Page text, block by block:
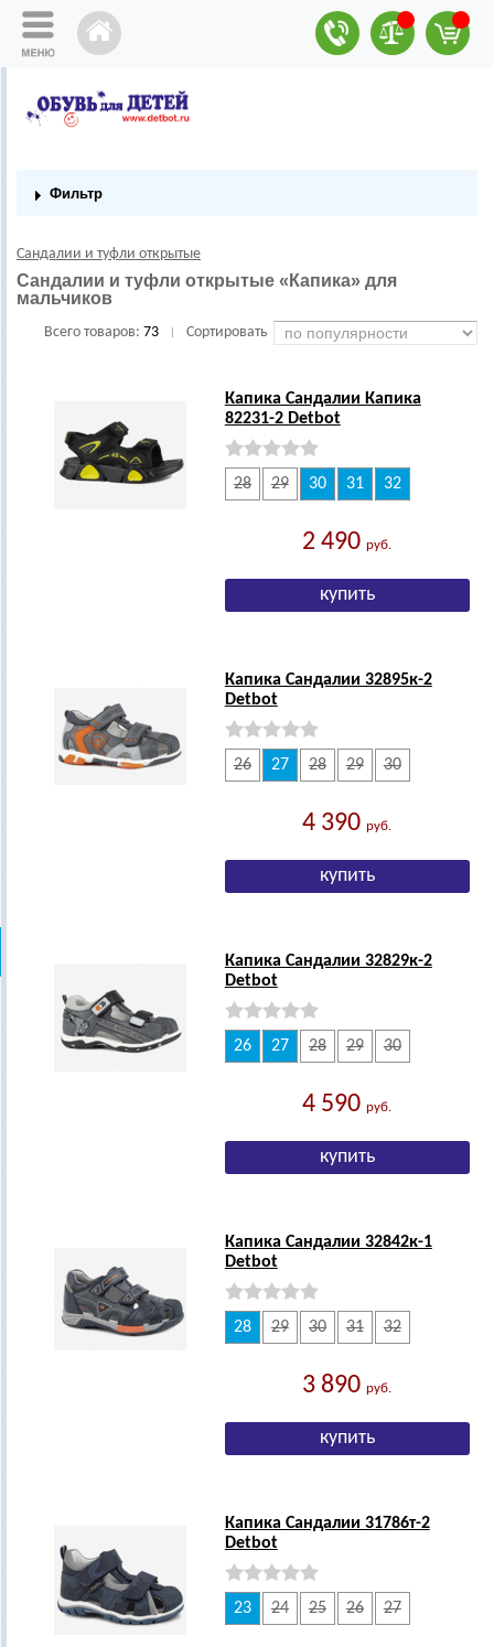
Фильтр
Сандалии и туфли открытые
Сандалии и туфли открытые «Капика» для
мальчиков
Всего товаров: 73 Сортировать
Капика Сандалии Капика
82231-2 Detbot
28 29 30 31 32
2 490руб.
Капика Сандалии 32895к-2
Detbot
26 27 28 29 30
4 390руб.
Капика Сандалии 32829к-2
Detbot
26 27 28 29 30
4 590руб.
Капика Сандалии 32842к-1
Detbot
28 29 30 31 32
3 890руб.
Капика Сандалии 31786т-2
Detbot
23 24 25 26 27